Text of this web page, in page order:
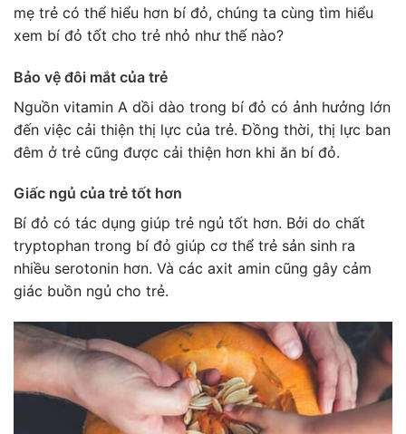
mẹ trẻ có thể hiểu hơn bí đỏ, chúng ta cùng tìm hiểu
xem bí đỏ tốt cho trẻ nhỏ như thế nào?
Bảo vệ đôi mắt của trẻ
Nguồn vitamin A dồi dào trong bí đỏ có ảnh hưởng lớn
đến việc cải thiện thị lực của trẻ. Đồng thời, thị lực ban
đêm ở trẻ cũng được cải thiện hơn khi ăn bí đỏ.
Giấc ngủ của trẻ tốt hơn
Bí đỏ có tác dụng giúp trẻ ngủ tốt hơn. Bởi do chất
tryptophan trong bí đỏ giúp cơ thể trẻ sản sinh ra
nhiều serotonin hơn. Và các axit amin cũng gây cảm
giác buồn ngủ cho trẻ.